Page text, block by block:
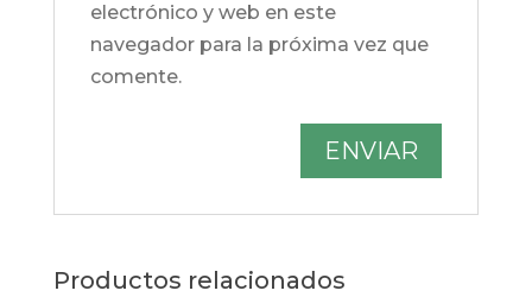
electrónico y web en este
navegador para la próxima vez que
comente.
Productos relacionados